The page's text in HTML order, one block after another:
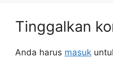
Tinggalkan
Anda harus masuk